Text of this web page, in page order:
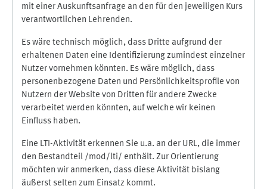
mit einer Auskunftsanfrage an den für den jeweiligen Kurs
verantwortlichen Lehrenden.
Es wäre technisch möglich, dass Dritte aufgrund der
erhaltenen Daten eine Identifizierung zumindest einzelner
Nutzer vornehmen könnten. Es wäre möglich, dass
personenbezogene Daten und Persönlichkeitsprofile von
Nutzern der Website von Dritten für andere Zwecke
verarbeitet werden könnten, auf welche wir keinen
Einfluss haben.
Eine LTI-Aktivität erkennen Sie u.a. an der URL, die immer
den Bestandteil /mod/lti/ enthält. Zur Orientierung
möchten wir anmerken, dass diese Aktivität bislang
äußerst selten zum Einsatz kommt.